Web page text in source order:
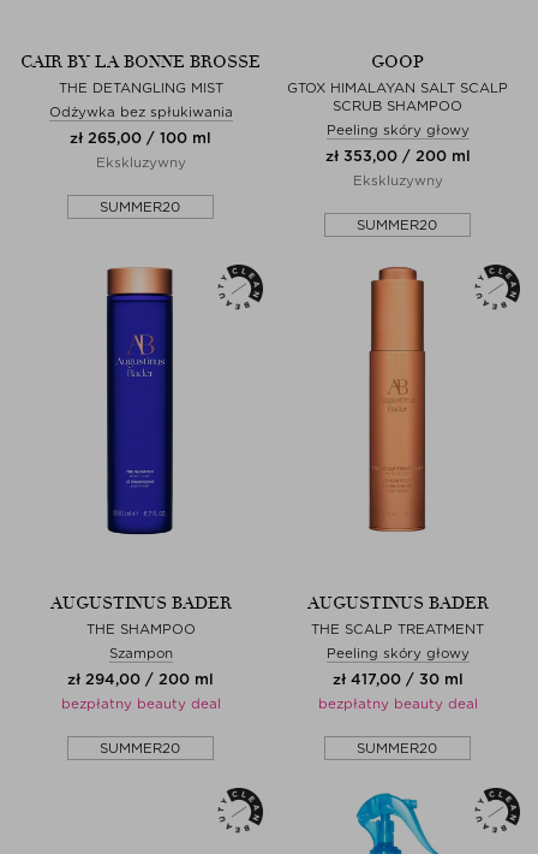
CAIR BY LA BONNE BROSSE
THE DETANGLING MIST
Odżywka bez spłukiwania
zł 265,00 / 100 ml
Ekskluzywny
SUMMER20
GOOP
GTOX HIMALAYAN SALT SCALP
SCRUB SHAMPOO
Peeling skóry głowy
zł 353,00 / 200 ml
Ekskluzywny
SUMMER20
AUGUSTINUS BADER
THE SHAMPOO
Szampon
zł 294,00 / 200 ml
bezpłatny beauty deal
SUMMER20
AUGUSTINUS BADER
THE SCALP TREATMENT
Peeling skóry głowy
zł 417,00 / 30 ml
bezpłatny beauty deal
SUMMER20